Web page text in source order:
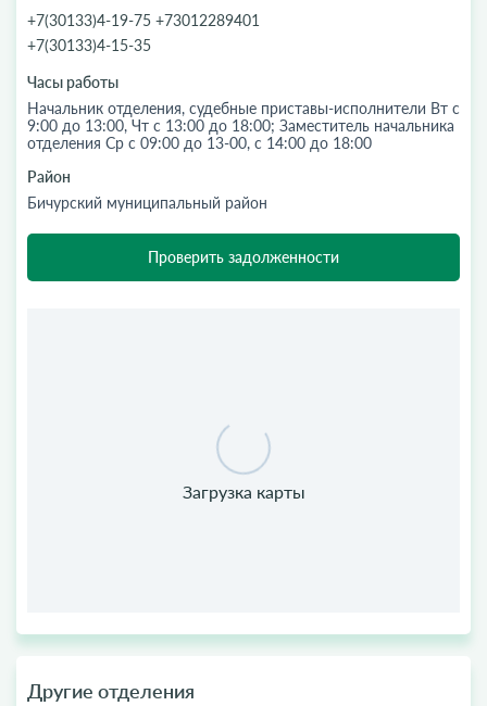
+7(30133)4-19-75 +73012289401
+7(30133)4-15-35
Часы работы
Начальник отделения, судебные приставы-исполнители Вт с
9:00 до 13:00, Чт с 13:00 до 18:00; Заместитель начальника
отделения Ср с 09:00 до 13-00, с 14:00 до 18:00
Район
Бичурский муниципальный район
Проверить задолженности
Другие отделения